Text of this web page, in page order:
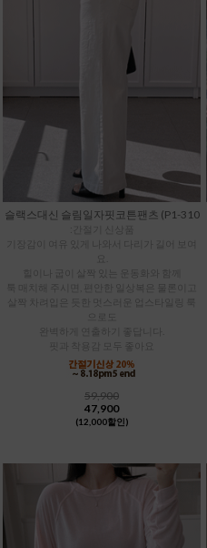
슬랙스대신 슬림일자핏코튼팬츠 (P1-310
:간절기 신상품
기장감이 여유 있게 나와서 다리가 길어 보여
힐이나 굽이 살짝 있는 운동화와 함께
툭 매치해 주시면, 편안한 일상복은 물론이고
살짝 차려입은 듯한 멋스러운 업스타일링 룩
완벽하게 연출하기 좋답니다.
핏과 착용감 모두 좋아요
59,900
47,900
(12,000할인)